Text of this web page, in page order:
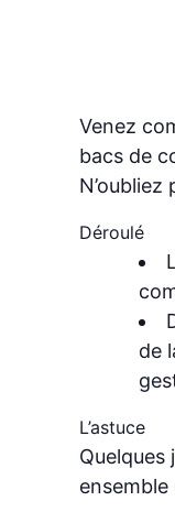
Venez
bacs de
N’oubliez
Déroulé
de
L’astuce
Quelques